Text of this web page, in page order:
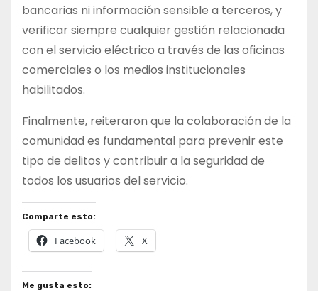
bancarias ni información sensible a terceros, y
verificar siempre cualquier gestión relacionada
con el servicio eléctrico a través de las oficinas
comerciales o los medios institucionales
habilitados.
Finalmente, reiteraron que la colaboración de la
comunidad es fundamental para prevenir este
tipo de delitos y contribuir a la seguridad de
todos los usuarios del servicio.
Comparte esto:
Facebook X
Me gusta esto: